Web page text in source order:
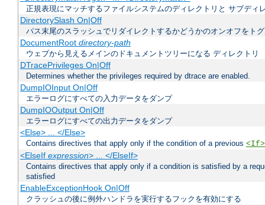
正規表現にマッチするファイルシステムのディレクトリと サブディ
DirectorySlash On|Off
パス末尾のスラッシュでリダイレクトするかどうかのオンオフをト
DocumentRoot directory-path
ウェブから見えるメインのドキュメントツリーになる ディレクトリ
DTracePrivileges On|Off
Determines whether the privileges required by dtrace are enabled.
DumpIOInput On|Off
エラーログにすべての入力データをダンプ
DumpIOOutput On|Off
エラーログにすべての出力データをダンプ
<Else> ... </Else>
Contains directives that apply only if the condition of a previous <If>
<ElseIf expression> ... </ElseIf>
Contains directives that apply only if a condition is satisfied by a
satisfied
EnableExceptionHook On|Off
クラッシュの後に例外ハンドラを実行するフックを有効にする